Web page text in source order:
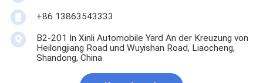
+86 13863543333
B2-201 In Xinli Automobile Yard An der Kreuzung von
Heilongjiang Road und Wuyishan Road, Liaocheng,
Shandong, China